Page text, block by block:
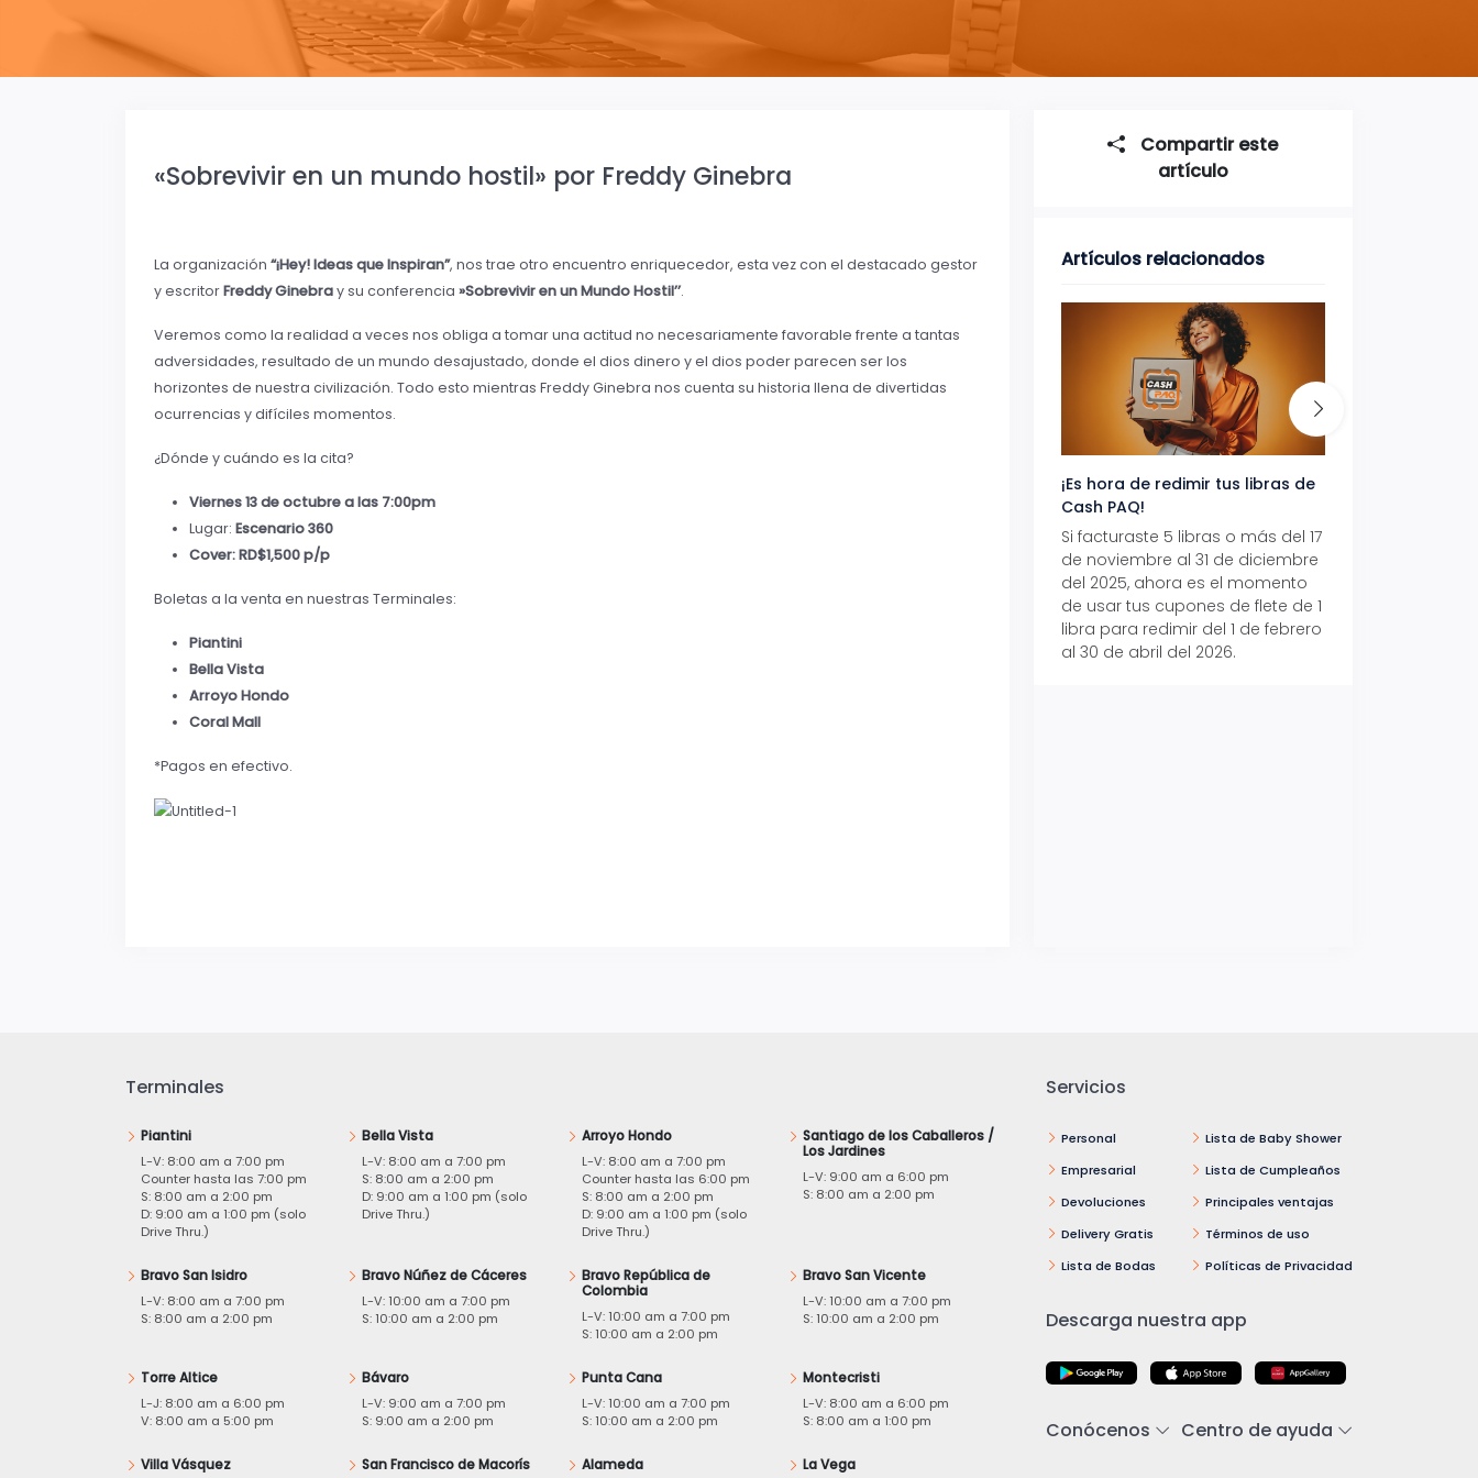
«Sobrevivir en un mundo hostil» por Freddy Ginebra
La organización “¡Hey! Ideas que Inspiran”, nos trae otro encuentro enriquecedor, esta vez con el destacado gestor
y escritorFreddy Ginebray su conferencia »Sobrevivir en un Mundo Hostil’’.
Veremos como la realidad a veces nos obliga a tomar una actitud no necesariamente favorable frente a tantas
adversidades, resultado de un mundo desajustado, donde el dios dinero y el dios poder parecen ser los
horizontes de nuestra civilización. Todo esto mientras Freddy Ginebra nos cuenta su historia llena de divertidas
ocurrencias y difíciles momentos.
¿Dónde y cuándo es la cita?
Viernes 13 de octubre a las 7:00pm
Lugar: Escenario 360
Cover: RD$1,500 p/p
Boletas a la venta en nuestras Terminales:
Piantini
Bella Vista
Arroyo Hondo
Coral Mall
*Pagos en efectivo.
Compartir este
artículo
Artículos relacionados
¡Es hora de redimir tus libras de
Cash PAQ!
Si facturaste 5 libras o más del 17
de noviembre al 31 de diciembre
del 2025, ahora es el momento
de usar tus cupones de flete de 1
libra para redimir del 1 de febrero
al 30 de abril del 2026.
Terminales
Piantini
L-V: 8:00 am a 7:00 pm
Counter hasta las 7:00 pm
S: 8:00 am a 2:00 pm
D: 9:00 am a 1:00 pm (solo
Drive Thru.)
Bella Vista
L-V: 8:00 am a 7:00 pm
S: 8:00 am a 2:00 pm
D: 9:00 am a 1:00 pm (solo
Drive Thru.)
Arroyo Hondo
L-V: 8:00 am a 7:00 pm
Counter hasta las 6:00 pm
S: 8:00 am a 2:00 pm
D: 9:00 am a 1:00 pm (solo
Drive Thru.)
Santiago de los Caballeros /
Los Jardines
L-V: 9:00 am a 6:00 pm
S: 8:00 am a 2:00 pm
Bravo San Isidro
L-V: 8:00 am a 7:00 pm
S: 8:00 am a 2:00 pm
Bravo Núñez de Cáceres
L-V: 10:00 am a 7:00 pm
S: 10:00 am a 2:00 pm
Bravo República de
Colombia
L-V: 10:00 am a 7:00 pm
S: 10:00 am a 2:00 pm
Bravo San Vicente
L-V: 10:00 am a 7:00 pm
S: 10:00 am a 2:00 pm
Torre Altice
L-J: 8:00 am a 6:00 pm
V: 8:00 am a 5:00 pm
Bávaro
L-V: 9:00 am a 7:00 pm
S: 9:00 am a 2:00 pm
Punta Cana
L-V: 10:00 am a 7:00 pm
S: 10:00 am a 2:00 pm
Montecristi
L-V: 8:00 am a 6:00 pm
S: 8:00 am a 1:00 pm
Villa Vásquez San Francisco de Macorís Alameda La Vega
Servicios
Personal
Empresarial
Devoluciones
Delivery Gratis
Lista de Bodas
Lista de Baby Shower
Lista de Cumpleaños
Principales ventajas
Términos de uso
Políticas de Privacidad
Descarga nuestra app
Conócenos Centro de ayuda